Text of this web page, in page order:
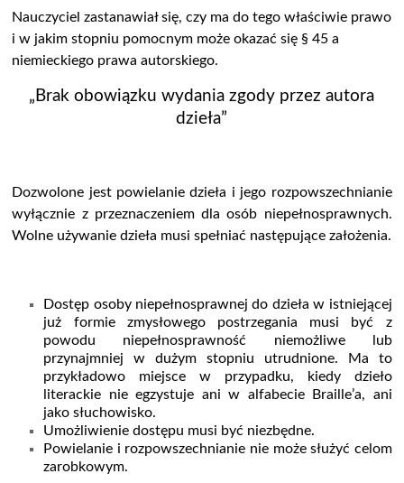
Nauczyciel zastanawiał się, czy ma do tego właściwie prawo
i w jakim stopniu pomocnym może okazać się § 45 a
niemieckiego prawa autorskiego.
„Brak obowiązku wydania zgody przez autora
dzieła”
Dozwolone jest powielanie dzieła i jego rozpowszechnianie
wyłącznie z przeznaczeniem dla osób niepełnosprawnych.
Wolne używanie dzieła musi spełniać następujące założenia.
Dostęp osoby niepełnosprawnej do dzieła w istniejącej
już formie zmysłowego postrzegania musi być z
powodu niepełnosprawność niemożliwe lub
przynajmniej w dużym stopniu utrudnione. Ma to
przykładowo miejsce w przypadku, kiedy dzieło
literackie nie egzystuje ani w alfabecie Braille’a, ani
jako słuchowisko.
Umożliwienie dostępu musi być niezbędne.
Powielanie i rozpowszechnianie nie może służyć celom
zarobkowym.